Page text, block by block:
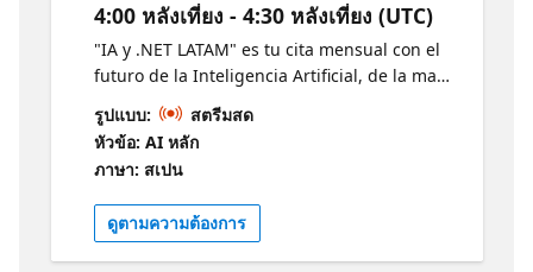
4:00 หลังเที่ยง - 4:30 หลังเที่ยง (UTC)
"IA y .NET LATAM" es tu cita mensual con el
futuro de la Inteligencia Artificial, de la mano
de expertos Microsoft, MVPs destacados y
estudiantes apasionados revelan las últimas
tendencias en IA y .NET. Descubre en 30
minutos las últimas tendencias en IA y .NET
y cómo estas están moldeando el mañana.
Conéctate, aprende e inspírate junto a la
vibrante comunidad tecnológica de LATAM.
รูปแบบ:
สตรีมสด
หัวข้อ: AI หลัก
ภาษา: สเปน
ดูตามความต้องการ